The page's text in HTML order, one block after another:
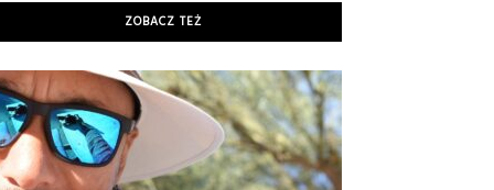
ZOBACZ TEŻ